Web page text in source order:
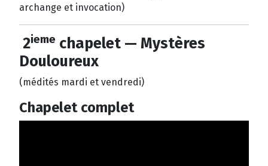
archange et invocation)
2ieme chapelet — Mystères
Douloureux
(médités mardi et vendredi)
Chapelet complet